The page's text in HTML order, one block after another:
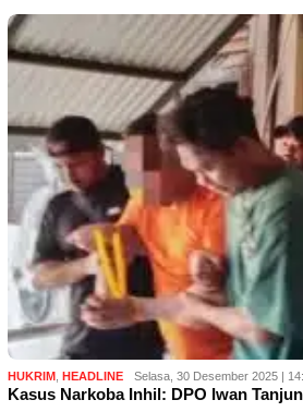
HUKRIM HEADLINE Selasa, 30 Desember 2025 |
Kasus Narkoba Inhil: DPO Iwan